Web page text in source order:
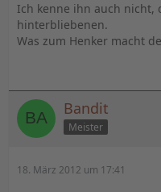
Ich kenne ihn auch nicht,
hinterbliebenen.
Was zum Henker macht
Bandit
Meister
18. März 2012 um 17:41